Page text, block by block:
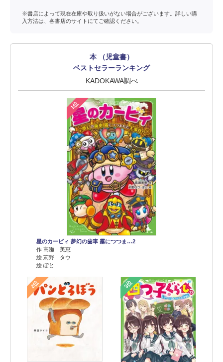
※書店によって現在在庫や取り扱いがない場合がございます。詳しい購
入方法は、各書店のサイトにてご確認ください。
本 （児童書）
ベストセラーランキング
KADOKAWA調べ
1位
星のカービィ 夢幻の歯車 霧につつま…2
作 高瀬 美恵
絵 苅野 タウ
絵 ぽと
2位 3位